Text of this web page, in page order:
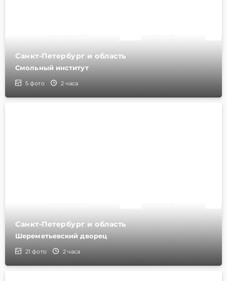
Санкт-Петербург и область
Смольный институт
5 фото 2 часа
Санкт-Петербург и область
Шереметьевский дворец
21 фото 2 часа